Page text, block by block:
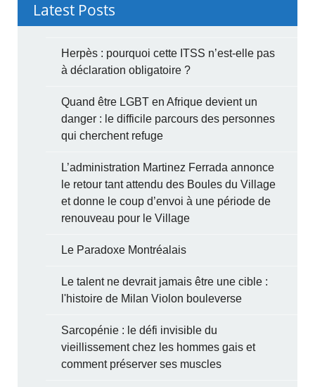
Latest Posts
Herpès : pourquoi cette ITSS n’est-elle pas
à déclaration obligatoire ?
Quand être LGBT en Afrique devient un
danger : le difficile parcours des personnes
qui cherchent refuge
L’administration Martinez Ferrada annonce
le retour tant attendu des Boules du Village
et donne le coup d’envoi à une période de
renouveau pour le Village
Le Paradoxe Montréalais
Le talent ne devrait jamais être une cible :
l'histoire de Milan Violon bouleverse
Sarcopénie : le défi invisible du
vieillissement chez les hommes gais et
comment préserver ses muscles